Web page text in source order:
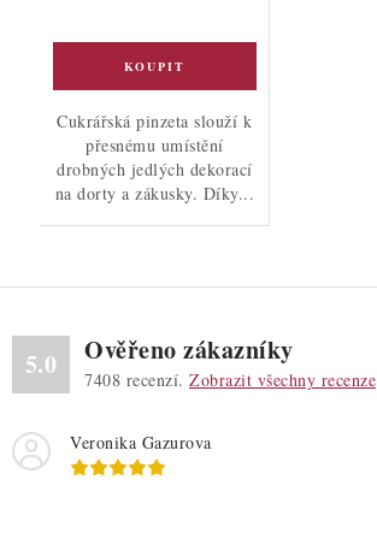
Cukrářská pinzeta slouží k
přesnému umístění
drobných jedlých dekorací
na dorty a zákusky. Díky...
5.0 Ověřeno zákazníky
7408 recenzí. Zobrazit všechny recenze
Veronika Gazurova